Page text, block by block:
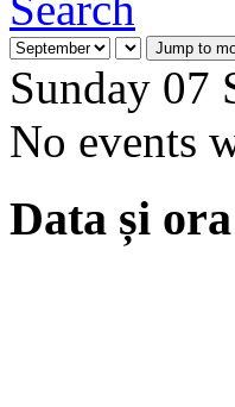
Jump to
Sunday 07
No events
Data și ora